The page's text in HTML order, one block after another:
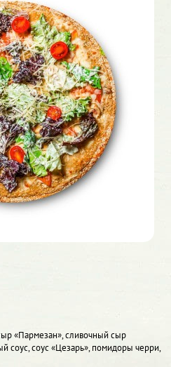
«Пармезан», сливочный сыр
соус, соус «Цезарь», помидоры черри,